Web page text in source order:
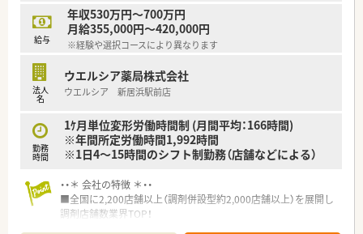
【求人情報について】
■正社員として雇用され、経験や能力に応じて年収600万円まで
の提示が可能となっています。
られる給与体系が整っています。
■昇給は年1回、賞与は年2回支給され、日々の頑張りがしっかり
給与
年収530万円～700万円
月給355,000円～420,000円
※経験や選択コースにより異なります
法人
名
ウエルシア薬局株式会社
ウエルシア 新居浜駅前店
勤務
時間
1ｹ月単位変形労働時間制 (月間平均：166時間)
※年間所定労働時間1,992時間
※1日4～15時間のシフト制勤務（店舗などによる）
・・＊ 会社の特徴 ＊・・
■全国に2,200店舗以上（調剤併設型約2,000店舗以上）を展開し
調剤店舗数業界TOP！